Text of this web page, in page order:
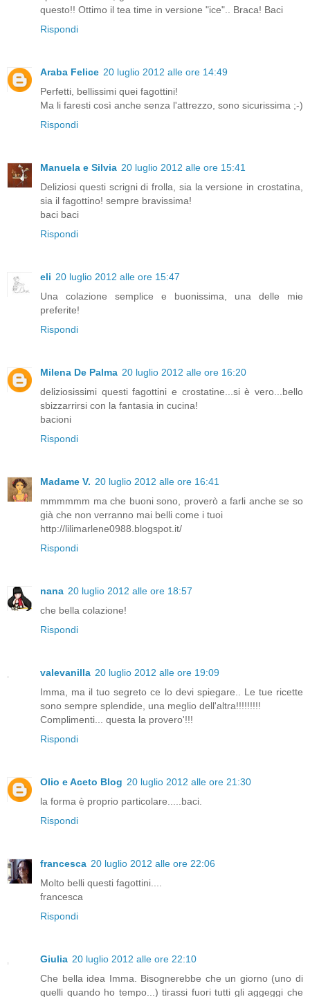
questo!! Ottimo il tea time in versione "ice".. Braca! Baci
Rispondi
Araba Felice 20 luglio 2012 alle ore 14:49
Perfetti, bellissimi quei fagottini!
Ma li faresti così anche senza l'attrezzo, sono sicurissima ;-)
Rispondi
Manuela e Silvia 20 luglio 2012 alle ore 15:41
Deliziosi questi scrigni di frolla, sia la versione in crostatina,
sia il fagottino! sempre bravissima!
baci baci
Rispondi
eli 20 luglio 2012 alle ore 15:47
Una colazione semplice e buonissima, una delle mie
preferite!
Rispondi
Milena De Palma 20 luglio 2012 alle ore 16:20
deliziosissimi questi fagottini e crostatine...si è vero...bello
sbizzarrirsi con la fantasia in cucina!
bacioni
Rispondi
Madame V. 20 luglio 2012 alle ore 16:41
mmmmmm ma che buoni sono, proverò a farli anche se so
già che non verranno mai belli come i tuoi
http://lilimarlene0988.blogspot.it/
Rispondi
nana 20 luglio 2012 alle ore 18:57
che bella colazione!
Rispondi
valevanilla 20 luglio 2012 alle ore 19:09
Imma, ma il tuo segreto ce lo devi spiegare.. Le tue ricette
sono sempre splendide, una meglio dell'altra!!!!!!!!!
Complimenti... questa la provero'!!!
Rispondi
Olio e Aceto Blog 20 luglio 2012 alle ore 21:30
la forma è proprio particolare.....baci.
Rispondi
francesca 20 luglio 2012 alle ore 22:06
Molto belli questi fagottini....
francesca
Rispondi
Giulia 20 luglio 2012 alle ore 22:10
Che bella idea Imma. Bisognerebbe che un giorno (uno di
quelli quando ho tempo...) tirassi fuori tutti gli aggeggi che